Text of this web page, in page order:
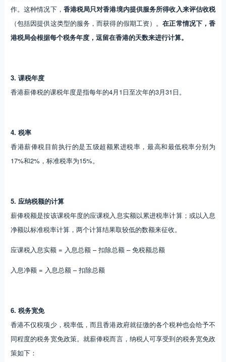
作。这种情况下， 香港税局只对香港境内提供服务所得收入来评估收税
（包括因提供这类型的服务，而获得的假期工资）。在正常情况下，香
港税局会根据每个税务年度，逗留在香港的天数来进行计算。
3. 课税年度
香港薪俸税的课税年度是指每年的4月1日至次年的3月31日。
4. 税率
香港薪俸税目前执行的是五级超额累进税率，最高和最低税率分别为
17%和2%，标准税率为15%。
5. 应纳税额的计算
薪俸税额是按该课税年度的应课税入息实额以累进税率计算；或以入息
净额以标准税率计算，两个计算结果取较低的数额来征收。
应课税入息实额 = 入息总额 – 扣除总额 – 免税额总额
入息净额 = 入息总额 – 扣除总额
6. 税务宽免
香港不仅税项少，税率低，而且香港政府就征缴的各个税种也会给予不
同程度的税务宽免政策。就薪俸税而言，纳税人可享受到的税务宽免政
策如下：